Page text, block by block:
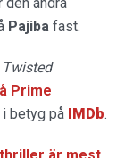
andra
Pajiba fast.
Twisted
Prime
i betyg på IMDb.